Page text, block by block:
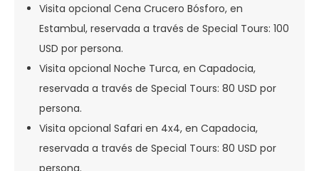
Visita opcional Cena Crucero Bósforo, en
Estambul, reservada a través de Special Tours: 100
USD por persona.
Visita opcional Noche Turca, en Capadocia,
reservada a través de Special Tours: 80 USD por
persona.
Visita opcional Safari en 4x4, en Capadocia,
reservada a través de Special Tours: 80 USD por